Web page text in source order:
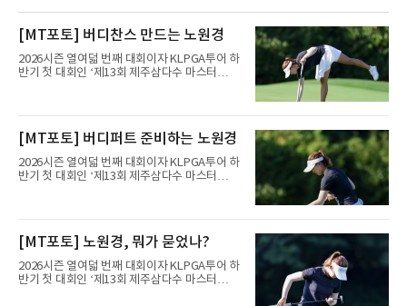
[MT포토] 버디찬스 만드는 노원경
2026시즌 열여덟 번째 대회이자 KLPGA투어 하
반기 첫 대회인 ‘제13회 제주삼다수 마스터
트(파72/6,767야드)에서 열리고 있다.6일 현재
1라운드 경기가 펼쳐지고 있다.노원경이 10번
홀에서 경기하고 있다.
[MT포토] 버디퍼트 준비하는 노원경
2026시즌 열여덟 번째 대회이자 KLPGA투어 하
반기 첫 대회인 ‘제13회 제주삼다수 마스터
트(파72/6,767야드)에서 열리고 있다.6일 현재
1라운드 경기가 펼쳐지고 있다.노원경이 10번
홀에서 경기하고 있다.
[MT포토] 노원경, 뭐가 묻었나?
2026시즌 열여덟 번째 대회이자 KLPGA투어 하
반기 첫 대회인 ‘제13회 제주삼다수 마스터